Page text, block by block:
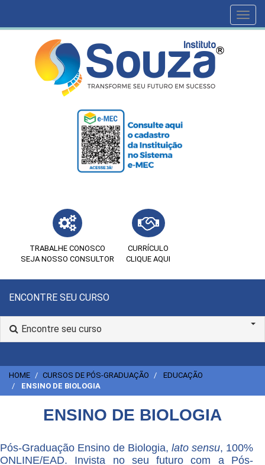
TRABALHE CONOSCO
SEJA NOSSO CONSULTOR
CURRÍCULO
CLIQUE AQUI
ENCONTRE SEU CURSO
Encontre seu curso
HOME CURSOS DE PÓS-GRADUAÇÃO
EDUCAÇÃO
ENSINO DE BIOLOGIA
ENSINO DE BIOLOGIA
Pós-Graduação Ensino de Biologia, lato sensu, 100%
ONLINE/EAD. Invista no seu futuro com a Pós-